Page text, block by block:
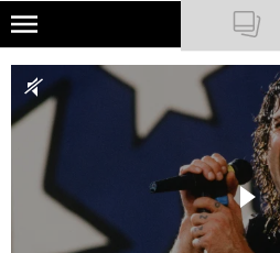
Skip
main
content
NATIONAL GEOGRAPHIC
TRAVELER
PODCASTY